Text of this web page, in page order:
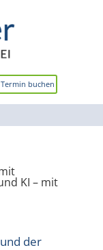
Termin buchen
KI – mit
der